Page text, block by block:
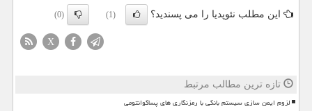
این مطلب نئوپدیا را می پسندید؟
(1)
(0)
X
تازه ترین مطالب مرتبط
لزوم ایمن سازی سیستم بانکی با رمزنگاری های پساکوانتومی